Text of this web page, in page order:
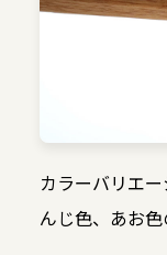
カラーバリエ
んじ色、あお色